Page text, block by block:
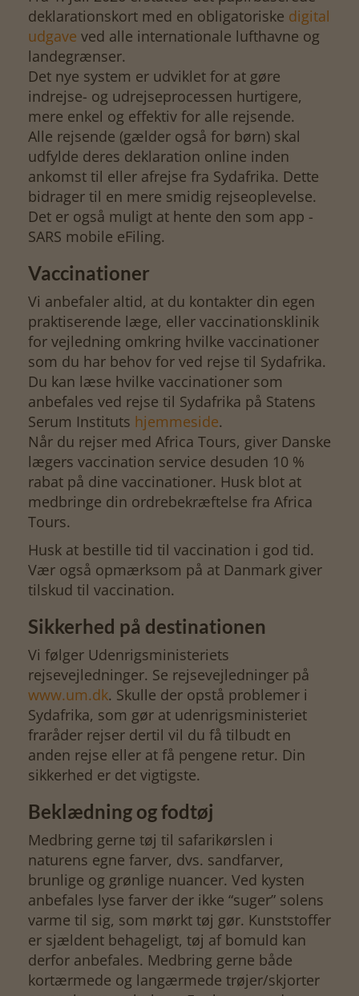
deklarationskort med en obligatoriske digital
udgave ved alle internationale lufthavne og
landegrænser.
Det nye system er udviklet for at gøre
indrejse- og udrejseprocessen hurtigere,
mere enkel og effektiv for alle rejsende.
Alle rejsende (gælder også for børn) skal
udfylde deres deklaration online inden
ankomst til eller afrejse fra Sydafrika. Dette
bidrager til en mere smidig rejseoplevelse.
Det er også muligt at hente den som app -
SARS mobile eFiling.
Vaccinationer
Vi anbefaler altid, at du kontakter din egen
praktiserende læge, eller vaccinationsklinik
for vejledning omkring hvilke vaccinationer
som du har behov for ved rejse til Sydafrika.
Du kan læse hvilke vaccinationer som
anbefales ved rejse til Sydafrika på Statens
Serum Instituts hjemmeside.
Når du rejser med Africa Tours, giver Danske
lægers vaccination service desuden 10 %
rabat på dine vaccinationer. Husk blot at
medbringe din ordrebekræftelse fra Africa
Tours.
Husk at bestille tid til vaccination i god tid.
Vær også opmærksom på at Danmark giver
tilskud til vaccination.
Sikkerhed på destinationen
Vi følger Udenrigsministeriets
rejsevejledninger. Se rejsevejledninger på
www.um.dk. Skulle der opstå problemer i
Sydafrika, som gør at udenrigsministeriet
fraråder rejser dertil vil du få tilbudt en
anden rejse eller at få pengene retur. Din
sikkerhed er det vigtigste.
Beklædning og fodtøj
Medbring gerne tøj til safarikørslen i
naturens egne farver, dvs. sandfarver,
brunlige og grønlige nuancer. Ved kysten
anbefales lyse farver der ikke “suger” solens
varme til sig, som mørkt tøj gør. Kunststoffer
er sjældent behageligt, tøj af bomuld kan
derfor anbefales. Medbring gerne både
kortærmede og langærmede trøjer/skjorter